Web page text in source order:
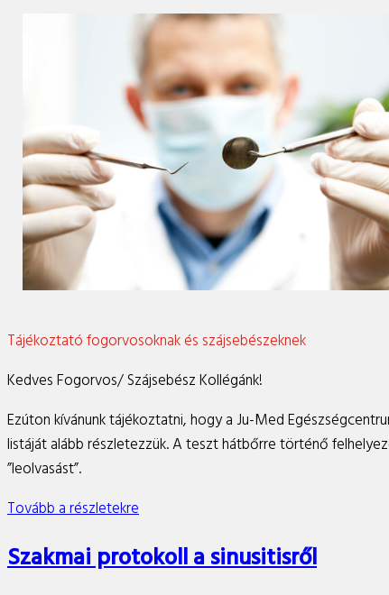
Tájékoztató fogorvosoknak és szájsebészeknek
Kedves Fogorvos/ Szájsebész Kollégánk!
Ezúton kívánunk tájékoztatni, hogy a Ju-Med
listáját alább részletezzük. A teszt hátbőrre történő
”leolvasást”.
Tovább a részletekre
Szakmai protokoll a sinusitisről